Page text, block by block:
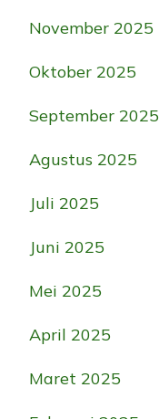
November 2025
Oktober 2025
September 2025
Agustus 2025
Juli 2025
Juni 2025
Mei 2025
April 2025
Maret 2025